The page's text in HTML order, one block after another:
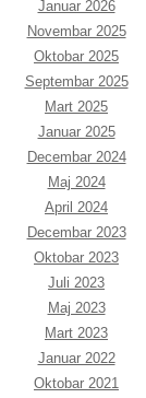
Januar 2026
Novembar 2025
Oktobar 2025
Septembar 2025
Mart 2025
Januar 2025
Decembar 2024
Maj 2024
April 2024
Decembar 2023
Oktobar 2023
Juli 2023
Maj 2023
Mart 2023
Januar 2022
Oktobar 2021